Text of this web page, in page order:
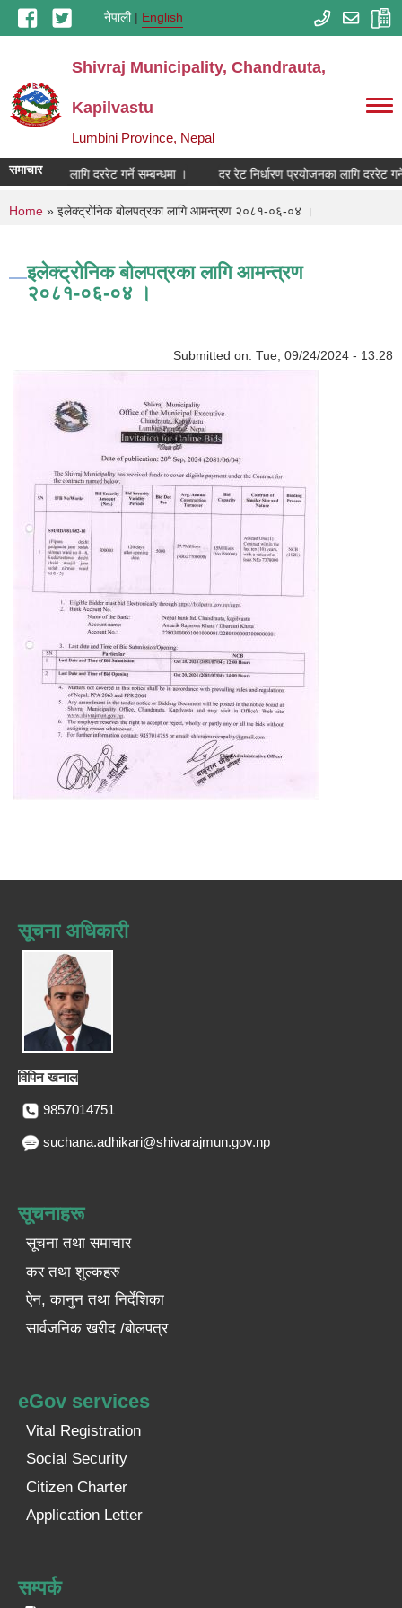
Skip to main contentनेपाली English
Shivraj Municipality, Chandrauta,
Kapilvastu
Lumbini Province, Nepal
समाचार
प्रयोजनका लागि दररेट गर्ने सम्बन्धमा । दर रेट निर्धारण प्रयोजनका लागि दररेट
You are here
Home » इलेक्ट्रोनिक बोलपत्रका लागि आमन्त्रण २०८१-०६-०४ ।
इलेक्ट्रोनिक बोलपत्रका लागि आमन्त्रण
२०८१-०६-०४ ।
Submitted on: Tue, 09/24/2024 - 13:28
सूचना अधिकारी
विपिन खनाल
9857014751
suchana.adhikari@shivarajmun.gov.np
सूचनाहरू
सूचना तथा समाचार
कर तथा शुल्कहरु
ऐन, कानुन तथा निर्देशिका
सार्वजनिक खरीद /बोलपत्र
eGov services
Vital Registration
Social Security
Citizen Charter
Application Letter
सम्पर्क